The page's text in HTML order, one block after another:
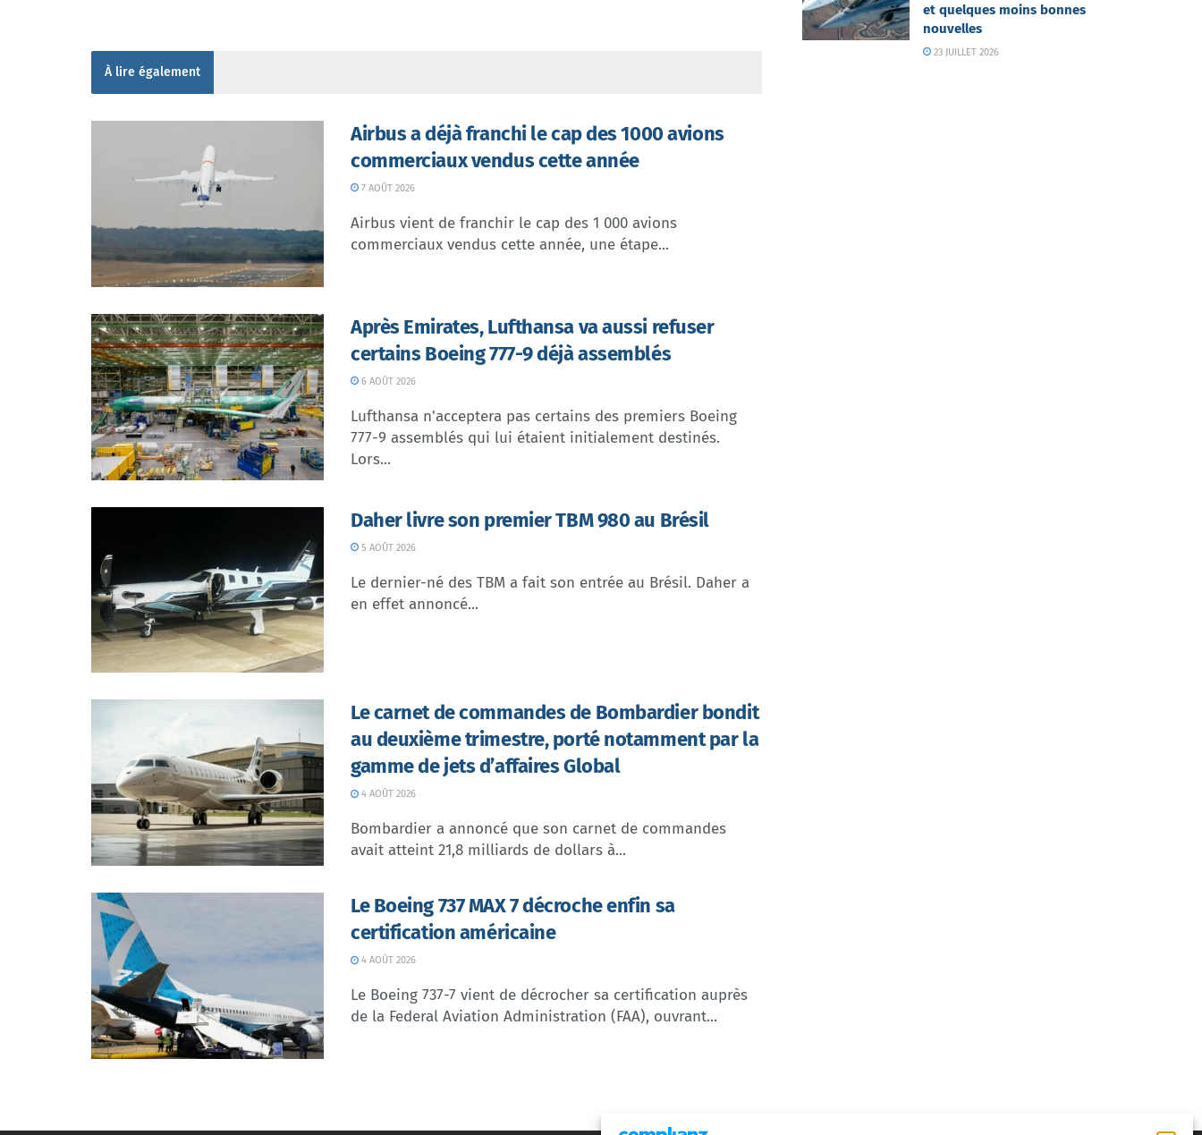
À lire également
Airbus a déjà franchi le cap des 1000 avions
commerciaux vendus cette année
7 AOÛT 2026
Airbus vient de franchir le cap des 1 000 avions
commerciaux vendus cette année, une étape...
Après Emirates, Lufthansa va aussi refuser
certains Boeing 777-9 déjà assemblés
6 AOÛT 2026
Lufthansa n'acceptera pas certains des premiers Boeing
777-9 assemblés qui lui étaient initialement destinés.
Lors...
Daher livre son premier TBM 980 au Brésil
5 AOÛT 2026
Le dernier-né des TBM a fait son entrée au Brésil. Daher a
en effet annoncé...
Le carnet de commandes de Bombardier bondit
au deuxième trimestre, porté notamment par la
gamme de jets d’affaires Global
4 AOÛT 2026
Bombardier a annoncé que son carnet de commandes
avait atteint 21,8 milliards de dollars à...
Le Boeing 737 MAX 7 décroche enfin sa
certification américaine
4 AOÛT 2026
Le Boeing 737-7 vient de décrocher sa certification auprès
de la Federal Aviation Administration (FAA), ouvrant...
et quelques moins bonnes
nouvelles
23 JUILLET 2026